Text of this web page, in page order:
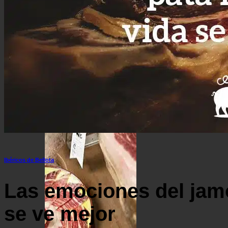
Lomo de bellota 100% ibérico
Cestas de Regalo
Surtido ibérico y jamón de la mejor calidad
Ofertas de Navidad
Ibéricos de Bellota
Las emociones del
se ve mejor